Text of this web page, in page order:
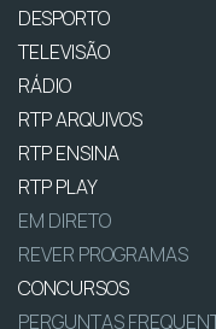
DESPORTO
TELEVISÃO
RÁDIO
RTP ARQUIVOS
RTP ENSINA
RTP PLAY
EM DIRETO
REVER PROGRAMAS
CONCURSOS
PERGUNTAS